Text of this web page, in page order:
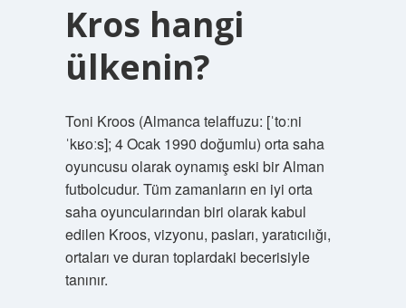
Kros hangi
ülkenin?
Toni Kroos (Almanca telaffuzu: [ˈtoːni
ˈkʁoːs]; 4 Ocak 1990 doğumlu) orta saha
oyuncusu olarak oynamış eski bir Alman
futbolcudur. Tüm zamanların en iyi orta
saha oyuncularından biri olarak kabul
edilen Kroos, vizyonu, pasları, yaratıcılığı,
ortaları ve duran toplardaki becerisiyle
tanınır.